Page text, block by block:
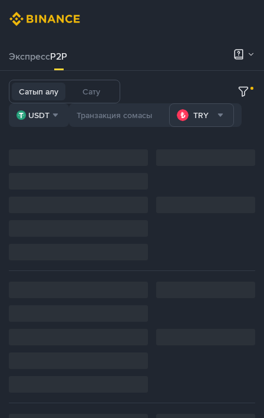
ЭкспрессP2P
Сатып алу Сату
USDT TRY